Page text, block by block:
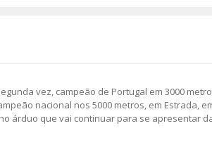
vez, campeão de Portugal em 3000
nacional nos 5000 metros, em Estrada,
árduo que vai continuar para se apresentar